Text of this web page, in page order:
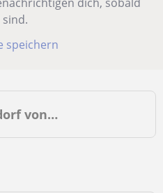
speichern
von…